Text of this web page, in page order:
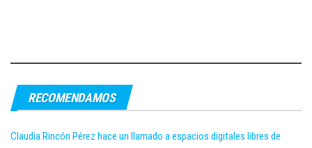
RECOMENDAMOS
Claudia Rincón Pérez hace un llamado a espacios digitales libres de